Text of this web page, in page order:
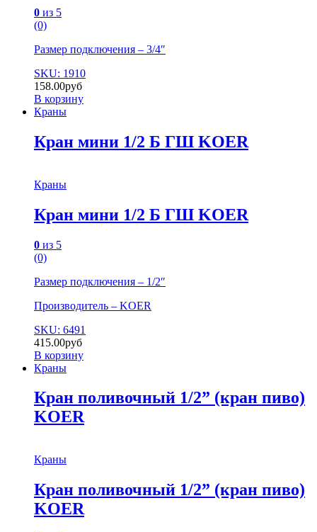
0 из 5
(0)
Размер подключения – 3/4″
SKU: 1910
158.00руб
В корзину
Краны
Кран мини 1/2 Б ГШ KOER
Краны
Кран мини 1/2 Б ГШ KOER
0 из 5
(0)
Размер подключения – 1/2″
Производитель – KOER
SKU: 6491
415.00руб
В корзину
Краны
Кран поливочный 1/2” (кран пиво)
KOER
Краны
Кран поливочный 1/2” (кран пиво)
KOER